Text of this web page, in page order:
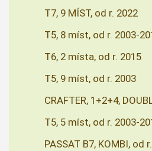
T7, 9 MÍST, od r. 2022
T5, 8 míst, od r. 2003-
T6, 2 místa, od r. 2015
T5, 9 míst, od r. 2003
CRAFTER, 1+2+4,
T5, 5 míst, od r. 2003-
PASSAT B7, KOMBI, od